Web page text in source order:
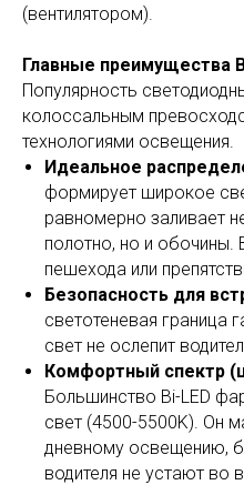
(вентилятором).
Главные преимущества
Популярность
колоссальным
технологиями освещения.
Идеальное
формирует широкое
равномерно заливает
полотно, но и обочины.
пешехода или
Безопасность для
светотеневая граница
свет не ослепит
Комфортный спектр
Большинство Bi-LED
свет (4500-5500K). Он
дневному освещению,
водителя не устают во